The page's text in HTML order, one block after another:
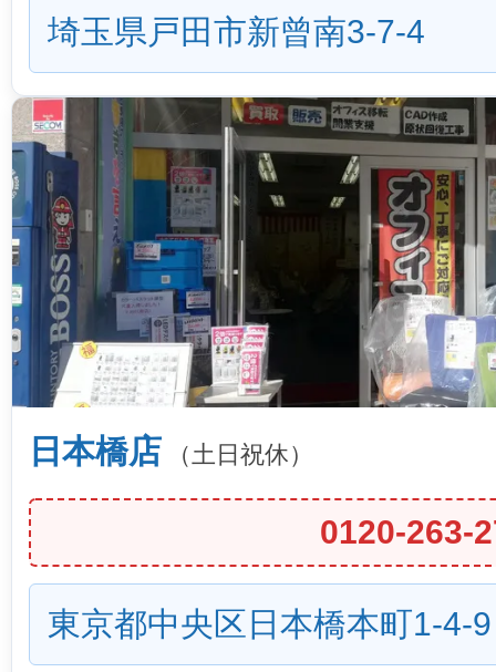
埼玉県戸田市新曾南3-7-4
日本橋店 （土日祝休）
0120-263-
東京都中央区日本橋本町1-4-9